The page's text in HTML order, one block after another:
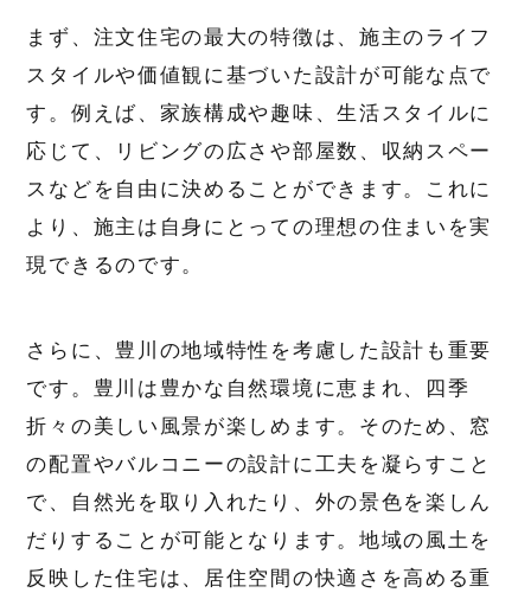
まず、注文住宅の最大の特徴は、施主のライフ
スタイルや価値観に基づいた設計が可能な点で
す。例えば、家族構成や趣味、生活スタイルに
応じて、リビングの広さや部屋数、収納スペー
スなどを自由に決めることができます。これに
より、施主は自身にとっての理想の住まいを実
現できるのです。
さらに、豊川の地域特性を考慮した設計も重要
です。豊川は豊かな自然環境に恵まれ、四季
折々の美しい風景が楽しめます。そのため、窓
の配置やバルコニーの設計に工夫を凝らすこと
で、自然光を取り入れたり、外の景色を楽しん
だりすることが可能となります。地域の風土を
反映した住宅は、居住空間の快適さを高める重